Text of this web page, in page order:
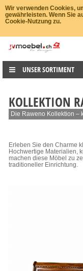
Wir verwenden Cookies,
gewährleisten. Wenn Sie
Cookie-Nutzung zu.
UNSER SORTIMENT
KOLLEKTION
Die Raweno Kollektion –
Erleben Sie den Charme
Hochwertige Materialien,
machen diese Möbel zu
traditioneller Einrichtung.